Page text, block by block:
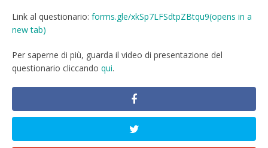
Link al questionario: forms.gle/xkSp7LFSdtpZBtqu9(opens in a
new tab)
Per saperne di più, guarda il video di presentazione del
questionario cliccando qui.